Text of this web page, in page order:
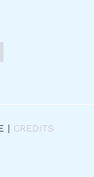
| CREDITS